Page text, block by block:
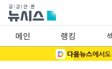
메인 랭킹